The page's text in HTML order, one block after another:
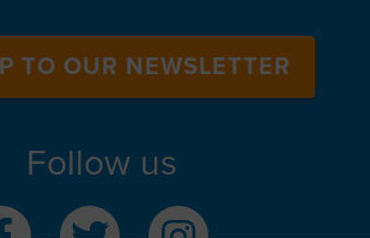
TO OUR NEWSLETTER
Follow us